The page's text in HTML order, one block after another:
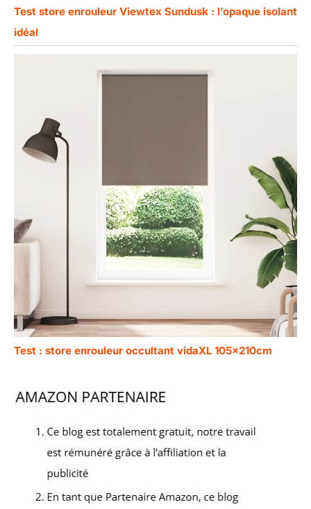
Test store enrouleur Viewtex Sundusk : l’opaque isolant
idéal
Test : store enrouleur occultant vidaXL 105x210cm